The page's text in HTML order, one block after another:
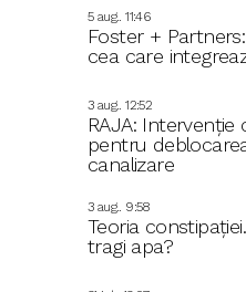
5 aug.. 11:46
Foster +
cea care
3 aug.. 12:52
RAJA:
pentru
canalizare
3 aug.. 9:58
Teoria
tragi apa?